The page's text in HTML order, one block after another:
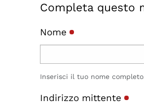
Completa questo
Nome
Inserisci il tuo nome
Indirizzo mittente